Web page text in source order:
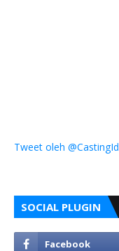
Tweet oleh @CastingId
SOCIAL PLUGIN